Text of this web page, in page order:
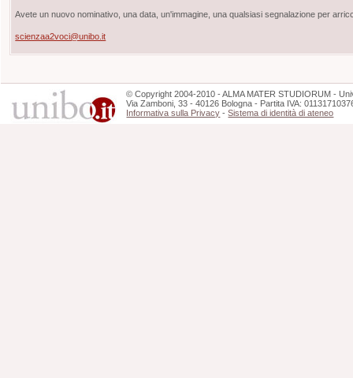
Avete un nuovo nominativo, una data, un'immagine, una qualsiasi segnalazione per
scienzaa2voci@unibo.it
©Copyright 2004-2010 - ALMA MATER STUDIORUM -
Via Zamboni, 33 - 40126 Bologna - Partita IVA:
Informativa sulla Privacy -Sistema di identità di ateneo